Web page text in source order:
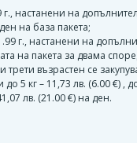
г., настанени на
на база пакета;
г., настанени на
на пакета за двама
трети възрастен се
5 кг – 11,73 лв. (6.00 €) ,
лв. (21.00 €) на ден.